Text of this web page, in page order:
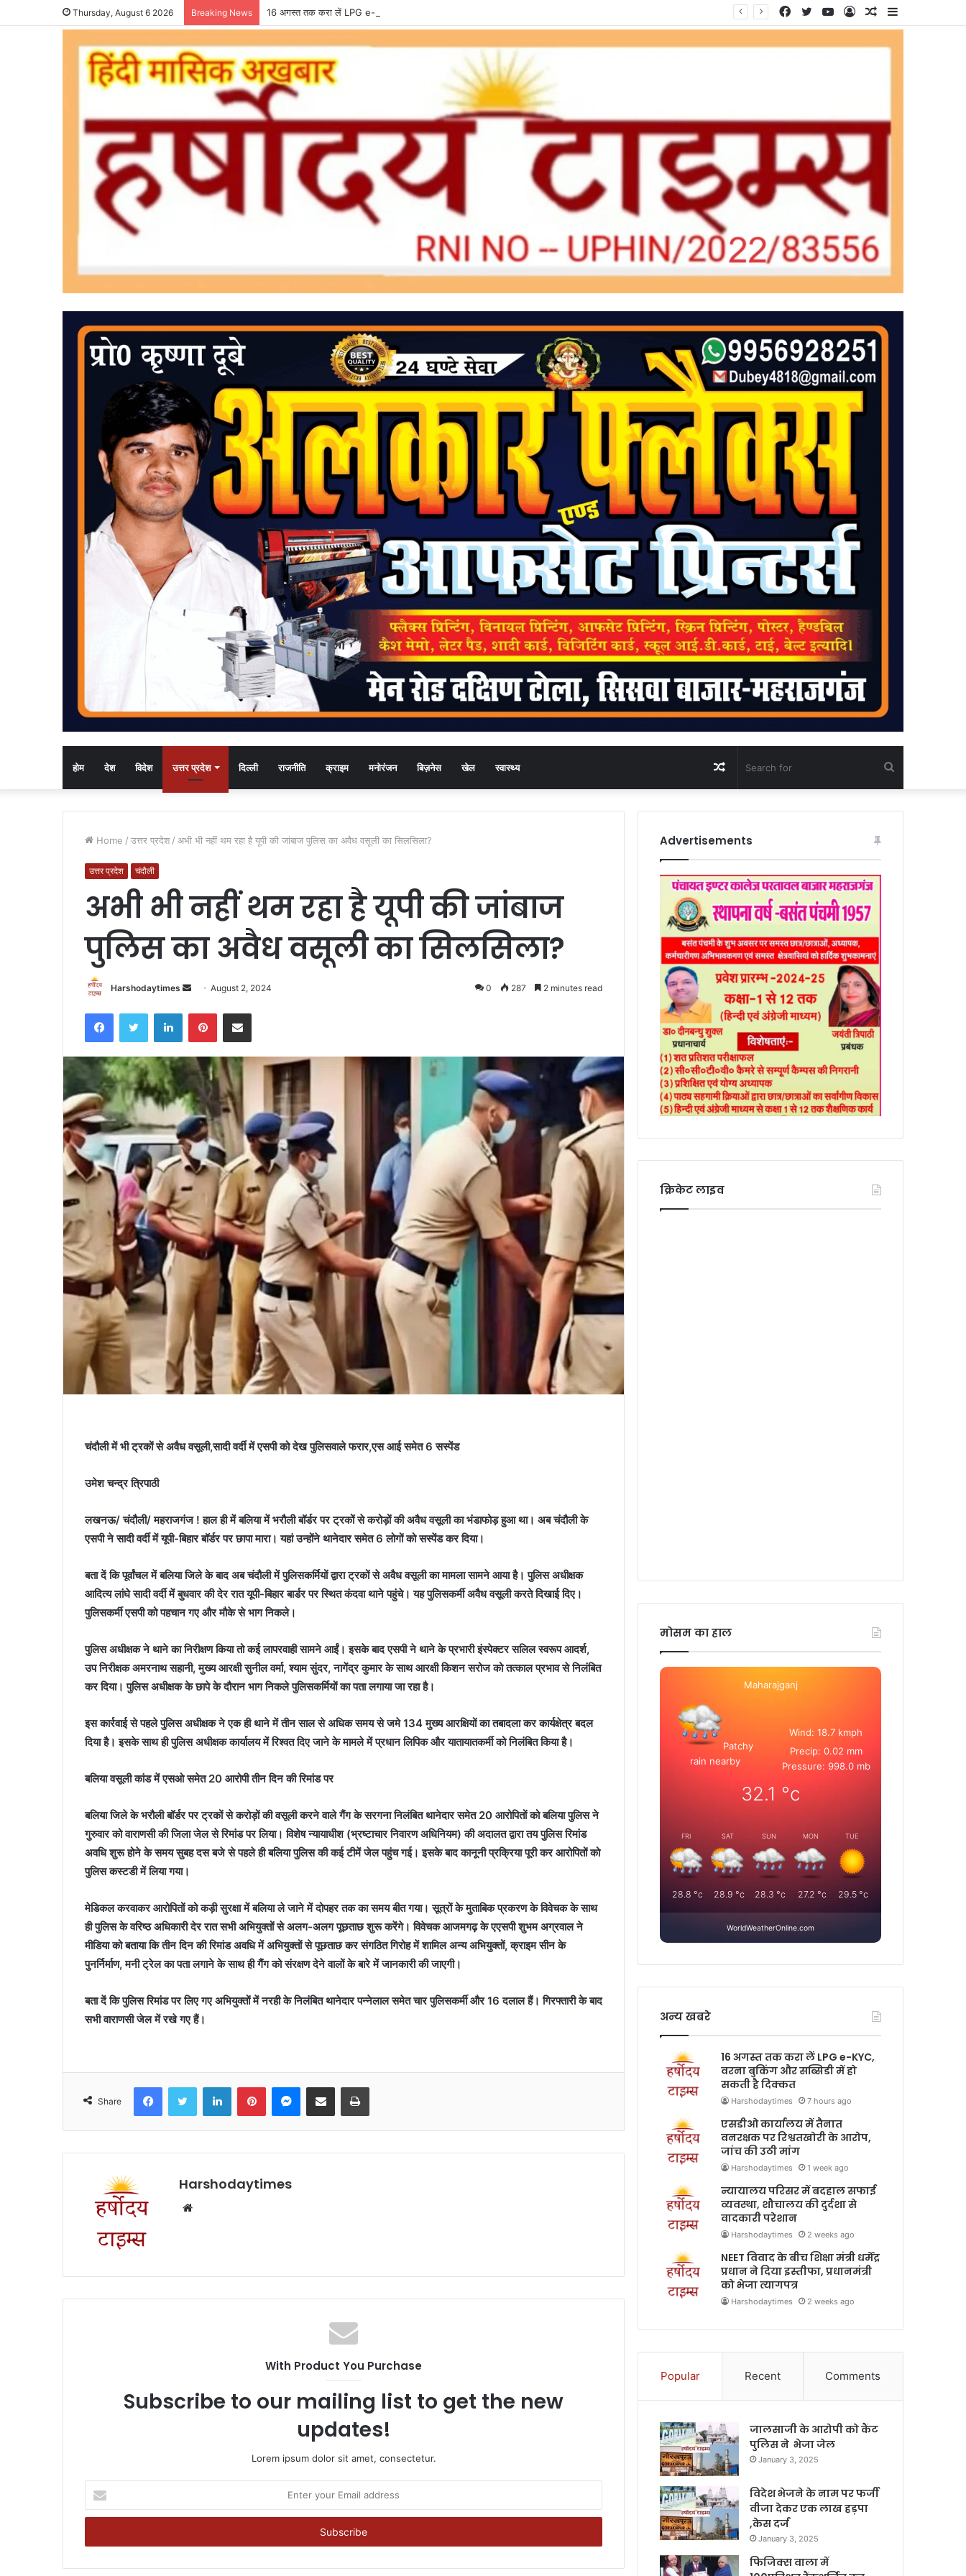
Thursday, August 6 2026 Breaking News 16 अगस्त तक करा लें LPG e-KYC, वरना बुकिंग और सब्सिडी में हो सकती है दिक्कत Sidebar
Random
Log
YouTube
Twitter
Facebook
होम देश विदेश उत्तर प्रदेश दिल्ली राजनीति क्राइम मनोरंजन बिज़नेस खेल स्वास्थ्य
for
Random
Article
Home / उत्तर प्रदेश / अभी भी नहीं थम रहा है यूपी की जांबाज पुलिस का अवैध वसूली का सिलसिला?
उत्तर प्रदेश चंदौली
अभी भी नहीं थम रहा है यूपी की जांबाज
पुलिस का अवैध वसूली का सिलसिला?
Harshodaytimes
Send
email
August 2, 2024 0 287 2 minutes read
FacebookTwitter LinkedInPinterestShare via Email
चंदौली में भी ट्रकों से अवैध वसूली,सादी वर्दी में एसपी को देख पुलिसवाले फरार,एस आई समेत 6 सस्‍पेंड
उमेश चन्द्र त्रिपाठी
लखनऊ/ चंदौली/ महराजगंज ! हाल ही में बलिया में भरौली बॉर्डर पर ट्रकों से करोड़ों की अवैध वसूली का भंडाफोड़ हुआ था। अब चंदौली के
एसपी ने सादी वर्दी में यूपी-बिहार बॉर्डर पर छापा मारा। यहां उन्‍होंने थानेदार समेत 6 लोगों को सस्‍पेंड कर दिया।
बता दें कि पूर्वांचल में बलिया जिले के बाद अब चंदौली में पुलिसकर्मियों द्वारा ट्रकों से अवैध वसूली का मामला सामने आया है। पुलिस अधीक्षक
आदित्‍य लांघे सादी वर्दी में बुधवार की देर रात यूपी-बिहार बार्डर पर स्थित कंदवा थाने पहुंचे। यह पुलिसकर्मी अवैध वसूली करते दिखाई दिए।
पुलिसकर्मी एसपी को पहचान गए और मौके से भाग निकले।
पुलिस अधीक्षक ने थाने का निरीक्षण किया तो कई लापरवाही सामने आईं। इसके बाद एसपी ने थाने के प्रभारी इंस्‍पेक्‍टर सलिल स्‍वरूप आदर्श,
उप निरीक्षक अमरनाथ सहानी, मुख्‍य आरक्षी सुनील वर्मा, श्‍याम सुंदर, नागेंद्र कुमार के साथ आरक्षी किशन सरोज को तत्‍काल प्रभाव से निलंबित
कर दिया। पुलिस अधीक्षक के छापे के दौरान भाग निकले पुलिसकर्मियों का पता लगाया जा रहा है।
इस कार्रवाई से पहले पुलिस अधीक्षक ने एक ही थाने में तीन साल से अधिक समय से जमे 134 मुख्‍य आरक्षियों का तबादला कर कार्यक्षेत्र बदल
दिया है। इसके साथ ही पुलिस अधीक्षक कार्यालय में रिश्‍वत दिए जाने के मामले में प्रधान लिपिक और यातायातकर्मी को निलंबित किया है।
बलिया वसूली कांड में एसओ समेत 20 आरोपी तीन दिन की रिमांड पर
बलिया जिले के भरौली बॉर्डर पर ट्रकों से करोड़ों की वसूली करने वाले गैंग के सरगना निलंबित थानेदार समेत 20 आरोपितों को बलिया पुलिस ने
गुरुवार को वाराणसी की जिला जेल से रिमांड पर लिया। विशेष न्‍यायाधीश (भ्रष्‍टाचार निवारण अधिनियम) की अदालत द्वारा तय पुलिस रिमांड
अवधि शुरू होने के समय सुबह दस बजे से पहले ही बलिया पुलिस की कई टीमें जेल पहुंच गई। इसके बाद कानूनी प्रक्रिया पूरी कर आरोपितों को
पुलिस कस्‍टडी में लिया गया।
मेडिकल करवाकर आरोपितों को कड़ी सुरक्षा में बलिया ले जाने में दोपहर तक का समय बीत गया। सूत्रों के मुताबिक प्रकरण के विवेचक के साथ
ही पुलिस के वरिष्‍ठ अधिकारी देर रात सभी अभियुक्‍तों से अलग-अलग पूछताछ शुरू करेंगे। विवेचक आजमगढ़ के एएसपी शुभम अग्रवाल ने
मीडिया को बताया कि तीन दिन की रिमांड अवधि में अभियुक्‍तों से पूछताछ कर संगठित गिरोह में शामिल अन्‍य अभियुक्‍तों, क्राइम सीन के
पुनर्निर्माण, मनी ट्रेल का पता लगाने के साथ ही गैंग को संरक्षण देने वालों के बारे में जानकारी की जाएगी।
बता दें कि पुलिस रिमांड पर लिए गए अभियुक्‍तों में नरही के निलंबित थानेदार पन्‍नेलाल समेत चार पुलिसकर्मी और 16 दलाल हैं। गिरफ्तारी के बाद
सभी वाराणसी जेल में रखे गए हैं।
Share
FacebookTwitter LinkedInPinterestMessenger
Share via Email Print
Harshodaytimes
Website
With Product You Purchase
Subscribe to our mailing list to get the new
updates!
Lorem ipsum dolor sit amet, consectetur.
your
Email
Advertisements
क्रिकेट लाइव
मोसम का हाल
Maharajganj
Patchy
rain nearby
Wind: 18.7 kmph
Precip: 0.02 mm
Pressure: 998.0 mb
32.1 °c
FRI
28.8 °c
SAT
28.9 °c
SUN
28.3 °c
MON
27.2 °c
TUE
29.5 °c
WorldWeatherOnline.com
अन्य खबरे
16 अगस्त तक करा लें LPG e-KYC,
वरना बुकिंग और सब्सिडी में हो
सकती है दिक्कत
Harshodaytimes 7 hours ago
एसडीओ कार्यालय में तैनात
वनरक्षक पर रिश्वतखोरी के आरोप,
जांच की उठी मांग
Harshodaytimes 1 week ago
न्यायालय परिसर में बदहाल सफाई
व्यवस्था, शौचालय की दुर्दशा से
वादकारी परेशान
Harshodaytimes 2 weeks ago
NEET विवाद के बीच शिक्षा मंत्री धर्मेंद्र
प्रधान ने दिया इस्तीफा, प्रधानमंत्री
को भेजा त्यागपत्र
Harshodaytimes 2 weeks ago
Popular Recent Comments
जालसाजी के आरोपी को कैंट
पुलिस ने भेजा जेल
January 3, 2025
विदेश भेजने के नाम पर फर्जी
वीजा देकर एक लाख हड़पा
,केस दर्ज
January 3, 2025
फिजिक्स वाला में